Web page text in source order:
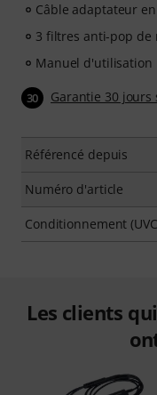
Câble adaptateur en
3 filtres anti-pop de
Manuel d'utilisation
30 Garantie 30
Référencé depuis
Numéro d'article
Conditionnement
Les clients